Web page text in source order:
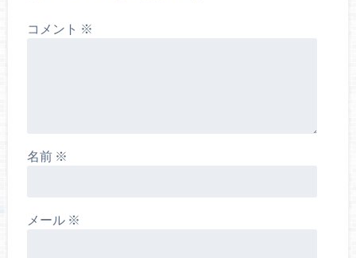
コメント ※
名前 ※
メール ※